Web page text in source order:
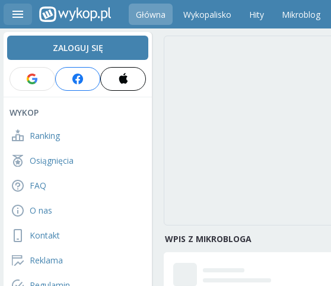
Główna Wykopalisko Hity Mikroblog
ZALOGUJ SIĘ
WYKOP
Ranking
Osiągnięcia
FAQ
O nas
Kontakt
Reklama
WPIS Z MIKROBLOGA